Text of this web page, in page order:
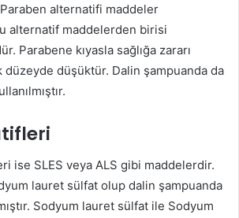
alternatifi maddeler
alternatif maddelerden birisi
Parabene kıyasla sağlığa zararı
düşüktür. Dalin şampuanda da
ise SLES veya ALS gibi maddelerdir.
lauret sülfat olup dalin şampuanda
Sodyum lauret sülfat ile Sodyum